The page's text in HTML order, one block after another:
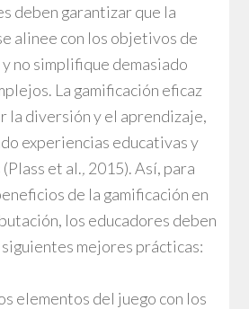
deben garantizar que la
alinee con los objetivos de
no simplifique demasiado
La gamificación eficaz
la diversión y el aprendizaje,
experiencias educativas y
et al., 2015). Así, para
de la gamificación en
los educadores deben
mejores prácticas:
elementos del juego con los